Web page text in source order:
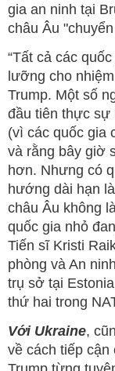
gia an ninh tại
châu Âu
“Tất cả các
lưỡng cho
Trump. Một số
đầu tiên thực sự
(vì các quốc gia
và rằng bây giờ
hơn. Nhưng có
hướng dài hạn
châu Âu không
quốc gia nhỏ
Tiến sĩ Kristi
phòng và An
trụ sở tại
thứ hai trong
Với Ukraine,
về cách tiếp cận